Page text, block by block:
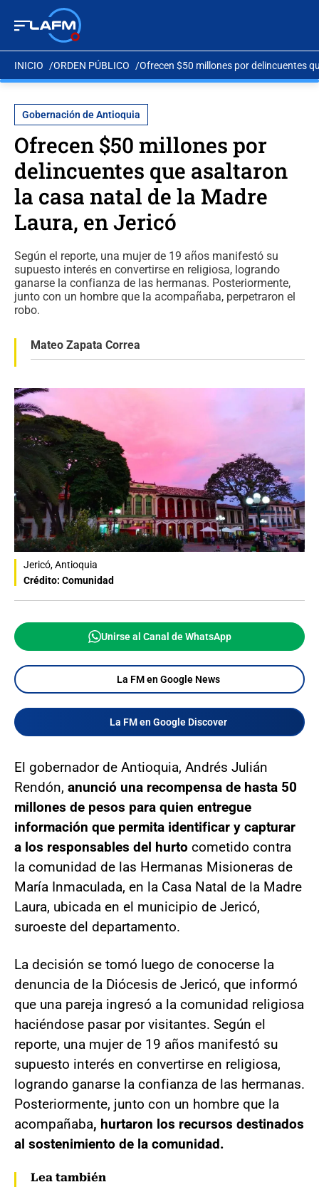
INICIO ORDEN PÚBLICO Ofrecen $50 millones por delincuentes
Gobernación de Antioquia
Ofrecen $50 millones por
delincuentes que asaltaron
la casa natal de la Madre
Laura, en Jericó
Según el reporte, una mujer de 19 años manifestó su
supuesto interés en convertirse en religiosa, logrando
ganarse la confianza de las hermanas. Posteriormente,
junto con un hombre que la acompañaba, perpetraron el
robo.
Mateo Zapata Correa
Jericó, Antioquia
Crédito: Comunidad
Unirse al Canal de WhatsApp
La FM en Google News
La FM en Google Discover
El gobernador de Antioquia, Andrés Julián
Rendón, anunció una recompensa de hasta 50
millones de pesos para quien entregue
información que permita identificar y capturar
a los responsables del hurto cometido contra
la comunidad de las Hermanas Misioneras de
María Inmaculada, en la Casa Natal de la Madre
Laura, ubicada en el municipio de Jericó,
suroeste del departamento.
La decisión se tomó luego de conocerse la
denuncia de la Diócesis de Jericó, que informó
que una pareja ingresó a la comunidad religiosa
haciéndose pasar por visitantes. Según el
reporte, una mujer de 19 años manifestó su
supuesto interés en convertirse en religiosa,
logrando ganarse la confianza de las hermanas.
Posteriormente, junto con un hombre que la
acompañaba, hurtaron los recursos destinados
al sostenimiento de la comunidad.
Lea también